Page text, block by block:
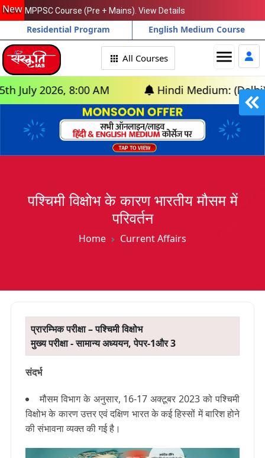
New MPPSC Course (Pre + Mains). View Details
Residential Program English Medium Course
menu
All Courses
2026, 8:00 AM Hindi Medium: (Delhi) - GS
पश्चिमी विक्षोभ के कारण भारतीय मौसम में
परिवर्तन
Home Current Affairs
प्रारम्भिक परीक्षा – पश्चिमी विक्षोभ
मुख्य परीक्षा - सामान्य अध्ययन, पेपर-1और 3
संदर्भ
मौसम विभाग के अनुसार, 16-17 अक्टूबर 2023 को पश्चिमी
विक्षोभ के कारण उत्तर एवं दक्षिण भारत के कई हिस्सों में बारिश होने
की संभावना व्यक्त की गई है।